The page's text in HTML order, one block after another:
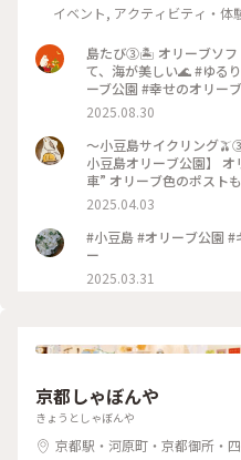
イベント, アクティビティ・体
島たび③🏝️ オリーブソフトがめちゃくちゃ美味しい🍦🫒 そし
て、海が美しい🌊 #ゆるり夏時間 #アートな景色 #小豆島オリ
ーブ公園 #幸せのオリー
2025.08.30
～小豆島サイクリング
小豆島オリーブ公園】
車” オリーブ色のポスト
場所にいても 少し高い
きます✨️ #アートな景色
公園 #ギリシャ風車 #オ
2025.04.03
#小豆島 #オリーブ公園 #
ー
2025.03.31
京都しゃぼんや
きょうとしゃぼんや
京都駅・河原町・京都御所・